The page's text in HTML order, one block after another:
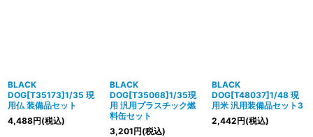
BLACK
DOG[T35173]1/35 現
用仏 装備品セット
4,488円(税込)
BLACK
DOG[T35068]1/35現
用 汎用プラスチック燃
料缶セット
3,201円(税込)
BLACK
DOG[T48037]1/48 現
用米 汎用装備品セット3
2,442円(税込)